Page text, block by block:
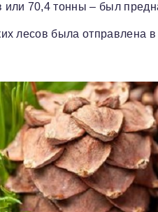
70,4 тонны – был
лесов была